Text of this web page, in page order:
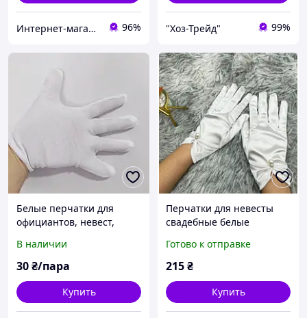
Интернет-магазин "Mirdo" для дома, сада и авто. 96% "Хоз-Трейд" 99%
Белые перчатки для
официантов, невест,
В наличии
30₴/пара
Купить
Перчатки для невесты
свадебные белые
Готово к отправке
215₴
Купить